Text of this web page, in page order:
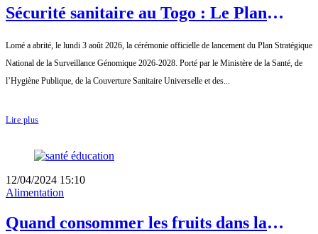
Sécurité sanitaire au Togo : Le Plan
Génomique 2026-2028 officiellement
lancé
Lomé a abrité, le lundi 3 août 2026, la cérémonie officielle de lancement du Plan Stratégique
National de la Surveillance Génomique 2026-2028. Porté par le Ministère de la Santé, de
l’Hygiène Publique, de la Couverture Sanitaire Universelle et des...
Lire plus
12/04/2024 15:10
Alimentation
Quand consommer les fruits dans la